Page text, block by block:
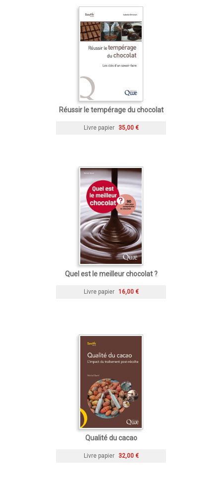
Réussir le tempérage du chocolat
Livre papier 35,00 €
Quel est le meilleur chocolat ?
Livre papier 16,00 €
Qualité du cacao
Livre papier 32,00 €